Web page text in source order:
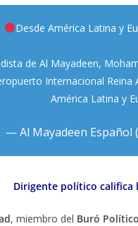
Desde América Latina y
de Al Mayadeen,
Internacional Reina
América Latina y
— Al Mayadeen Español
Dirigente político
, miembro del Buró